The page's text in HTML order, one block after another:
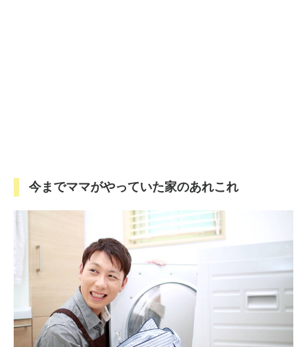
今までママがやっていた家のあれこれ